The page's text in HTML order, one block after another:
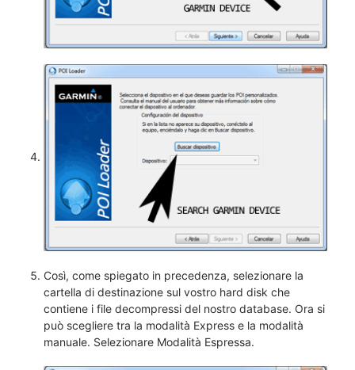
Così, come spiegato in precedenza, selezionare la
cartella di destinazione sul vostro hard disk che
contiene i file decompressi del nostro database. Ora si
può scegliere tra la modalità Express e la modalità
manuale. Selezionare Modalità Espressa.